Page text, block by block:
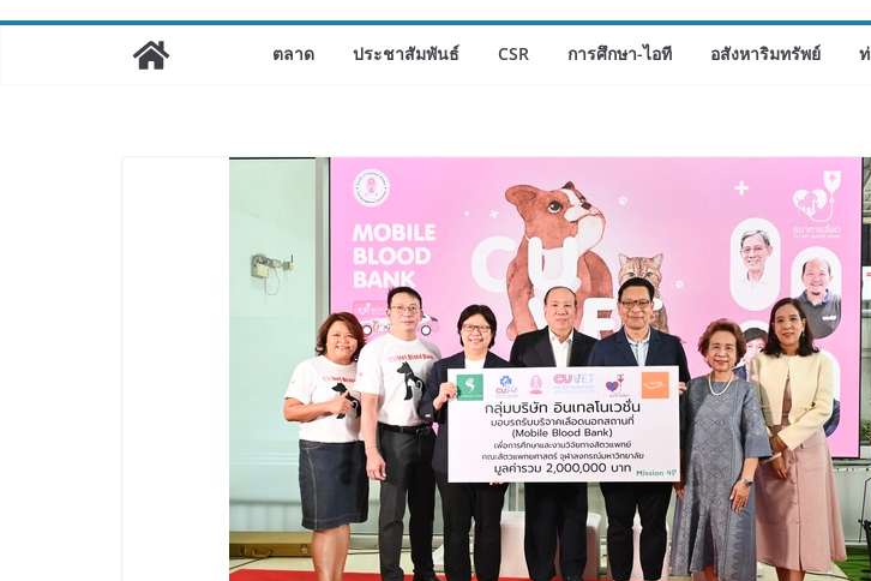
ให้พร้อมเป็นผู้กำหนดอนาคต”
สตาร์ทวันนี้ Franchise Expo Thailand
& TESE 2026 วันที่ 6-9 ส.ค.69 ฮอลล์ 6-
เงินสะพัด 220 ลบ.
ตลาด ประชาสัมพันธ์ CSR การศึกษา-ไอที อสังหาริมทรัพย์